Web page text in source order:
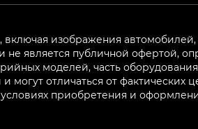
изображения
является публичной офертой,
моделей, часть
отличаться от
приобретения и